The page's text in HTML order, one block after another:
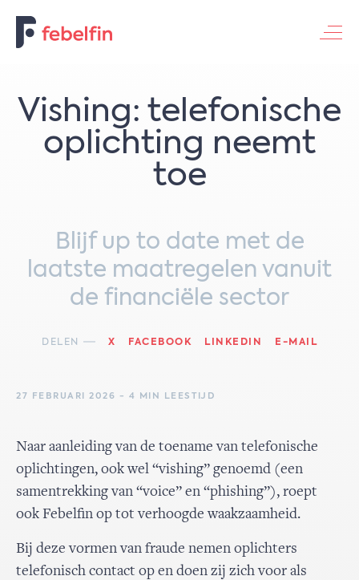
Vishing: telefonische
oplichting neemt
toe
Blijf up to date met de
laatste maatregelen vanuit
de financiële sector
DELEN X FACEBOOK LINKEDIN E-MAIL
27 FEBRUARI 2026 - 4 MIN LEESTIJD
Naar aanleiding van de toename van telefonische
oplichtingen, ook wel “vishing” genoemd (een
samentrekking van “voice” en “phishing”), roept
ook Febelfin op tot verhoogde waakzaamheid.
Bij deze vormen van fraude nemen oplichters
telefonisch contact op en doen zij zich voor als